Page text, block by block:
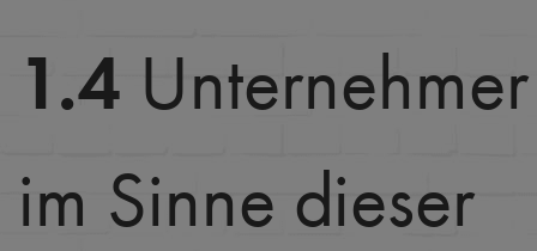
1.4 Unternehmer
im Sinne dieser